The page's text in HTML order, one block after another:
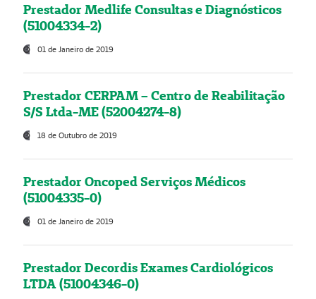
Prestador Medlife Consultas e Diagnósticos
(51004334-2)
01 de Janeiro de 2019
Prestador CERPAM – Centro de Reabilitação
S/S Ltda-ME (52004274-8)
18 de Outubro de 2019
Prestador Oncoped Serviços Médicos
(51004335-0)
01 de Janeiro de 2019
Prestador Decordis Exames Cardiológicos
LTDA (51004346-0)